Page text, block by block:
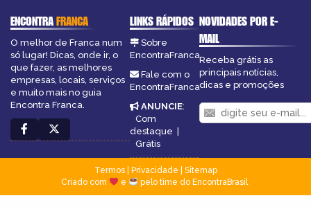
ENCONTRAFRANCA
O melhor de Franca num
só lugar! Dicas, onde ir, o
que fazer, as melhores
empresas, locais, serviços
e muito mais no guia
Encontra Franca.
LINKS RÁPIDOS
Sobre
EncontraFranca
Fale com o
EncontraFranca
ANUNCIE:
Com
destaque |
Grátis
NOVIDADES POR E-
MAIL
Receba grátis as
principais notícias,
dicas e promoções
Termos| Privacidade
Sitemap
Criado com
e pelo time do EncontraBrasil